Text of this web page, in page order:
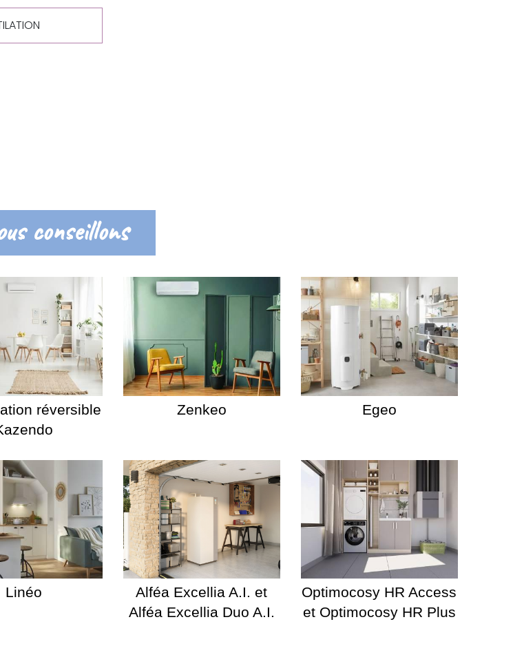
conseillons
réversible
Zenkeo Egeo
Linéo
Alféa Excellia A.I. et
Alféa Excellia Duo A.I.
Optimocosy HR Access
et Optimocosy HR Plus